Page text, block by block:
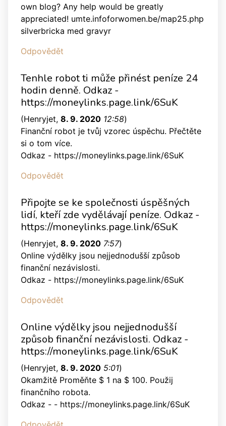
own blog? Any help would be greatly
appreciated! umte.infoforwomen.be/map25.php
silverbricka med gravyr
Odpovědět
Tenhle robot ti může přinést peníze 24
hodin denně. Odkaz -
https://moneylinks.page.link/6SuK
(Henryjet, 8. 9. 2020 12:58)
Finanční robot je tvůj vzorec úspěchu. Přečtěte
si o tom více.
Odkaz - https://moneylinks.page.link/6SuK
Odpovědět
Připojte se ke společnosti úspěšných
lidí, kteří zde vydělávají peníze. Odkaz -
https://moneylinks.page.link/6SuK
(Henryjet, 8. 9. 2020 7:57)
Online výdělky jsou nejjednodušší způsob
finanční nezávislosti.
Odkaz - https://moneylinks.page.link/6SuK
Odpovědět
Online výdělky jsou nejjednodušší
způsob finanční nezávislosti. Odkaz -
https://moneylinks.page.link/6SuK
(Henryjet, 8. 9. 2020 5:01)
Okamžitě Proměňte $ 1 na $ 100. Použij
finančního robota.
Odkaz - - https://moneylinks.page.link/6SuK